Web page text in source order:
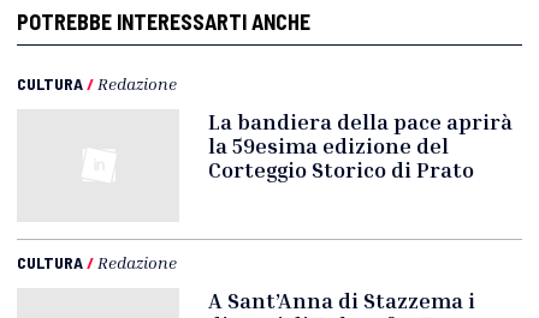
POTREBBE INTERESSARTI ANCHE
CULTURA/ Redazione
La bandiera della pace aprirà
la 59esima edizione del
Corteggio Storico di Prato
CULTURA/ Redazione
A Sant’Anna di Stazzema i